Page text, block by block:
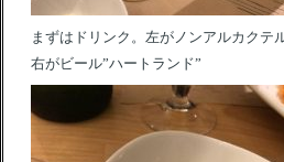
まずはドリンク。左がノンアルカク
右がビール”ハートランド”